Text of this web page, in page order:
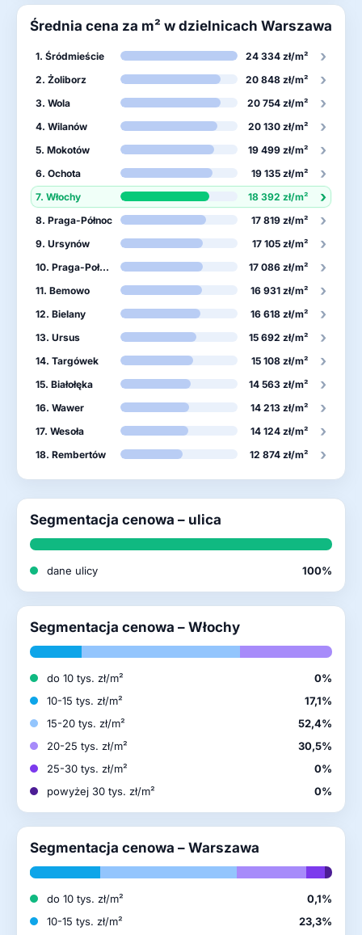
Średnia cena za m² w dzielnicach Warszawa
1. Śródmieście 24 334 zł/m² ›
2. Żoliborz 20 848 zł/m² ›
3. Wola 20 754 zł/m² ›
4. Wilanów 20 130 zł/m² ›
5. Mokotów 19 499 zł/m² ›
6. Ochota 19 135 zł/m² ›
7. Włochy 18 392 zł/m² ›
8. Praga-Północ 17 819 zł/m² ›
9. Ursynów 17 105 zł/m² ›
10. Praga-Południe 17 086 zł/m² ›
11. Bemowo 16 931 zł/m² ›
12. Bielany 16 618 zł/m² ›
13. Ursus 15 692 zł/m² ›
14. Targówek 15 108 zł/m² ›
15. Białołęka 14 563 zł/m² ›
16. Wawer 14 213 zł/m² ›
17. Wesoła 14 124 zł/m² ›
18. Rembertów 12 874 zł/m² ›
Segmentacja cenowa – ulica
dane ulicy 100%
Segmentacja cenowa – Włochy
do 10 tys. zł/m²
0%
10-15 tys. zł/m²
17,1%
15-20 tys. zł/m²
52,4%
20-25 tys. zł/m²
30,5%
25-30 tys. zł/m²
0%
powyżej 30 tys. zł/m²
0%
Segmentacja cenowa – Warszawa
do 10 tys. zł/m²
0,1%
10-15 tys. zł/m²
23,3%